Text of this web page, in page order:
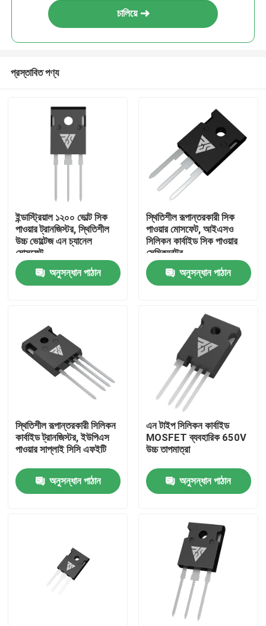
বাড়ি
আমাদের সম্পর্কে
মান নিয়ন্ত্রণ
আমাদের সাথে যোগাযোগ
উচ্চ ক্ষমতা MOSFET
চালিয়ে
প্রস্তাবিত পণ্য
ইন্ডাস্ট্রিয়াল ১২০০ ভোল্ট সিক
পাওয়ার ট্রানজিস্টর, স্থিতিশীল
উচ্চ ভোল্টেজ এন চ্যানেল
মোসফেট
অনুসন্ধান পাঠান
স্থিতিশীল রূপান্তরকারী সিক
পাওয়ার মোসফেট, আইএসও
সিলিকন কার্বাইড সিক পাওয়ার
সেমিকন্ডাক্টর
অনুসন্ধান পাঠান
স্থিতিশীল রূপান্তরকারী সিলিকন
কার্বাইড ট্রানজিস্টর, ইউপিএস
পাওয়ার সাপ্লাই সিসি এফইটি
অনুসন্ধান পাঠান
এন টাইপ সিলিকন কার্বাইড
MOSFET ব্যবহারিক 650V
উচ্চ তাপমাত্রা
অনুসন্ধান পাঠান